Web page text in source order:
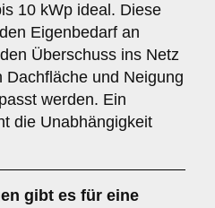
10 kWp ideal. Diese
Eigenbedarf an
Überschuss ins Netz
und Neigung
werden. Ein
die Unabhängigkeit
gibt es für eine